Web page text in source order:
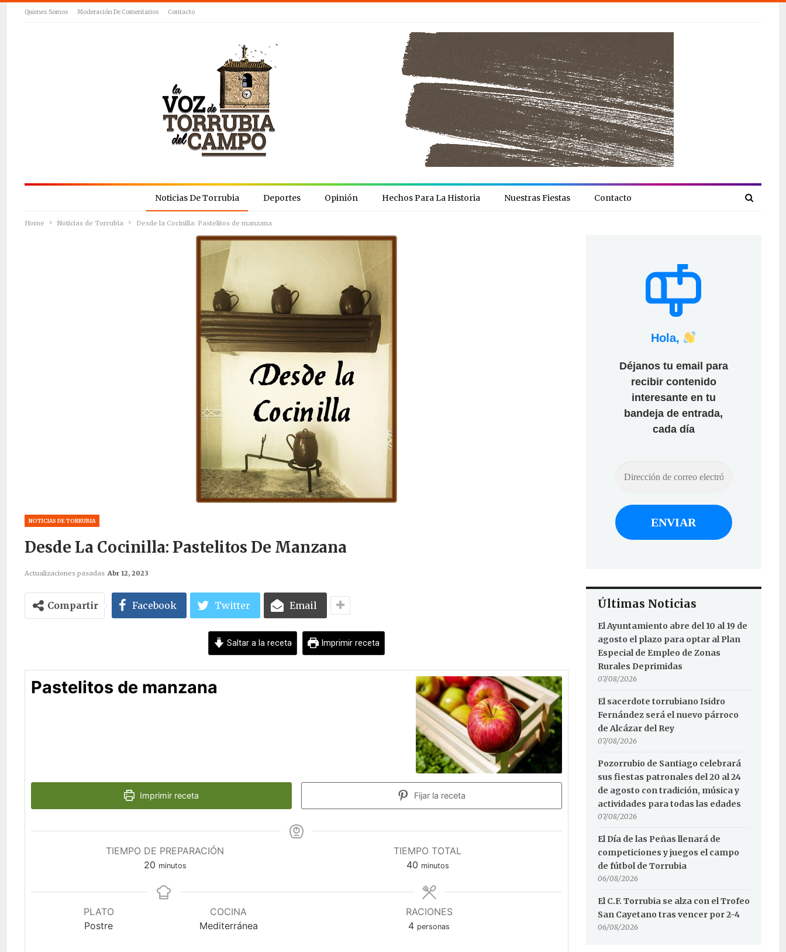
Quienes Somos Moderación De Comentarios Contacto
Noticias De Torrubia Deportes Opinión Hechos Para La Historia Nuestras Fiestas Contacto
Home Noticias de Torrubia Desde la Cocinilla: Pastelitos de manzana
NOTICIAS DE TORRUBIA
Desde La Cocinilla: Pastelitos De Manzana
Actualizaciones pasadas Abr 12, 2023
Compartir Facebook Twitter Email
Saltar a la receta Imprimir receta
Pastelitos de manzana
Imprimir receta Fijar la receta
TIEMPO DE PREPARACIÓN
20minutos
minutos
TIEMPO TOTAL
40minutos
minutos
PLATO
Postre
COCINA
Mediterránea
RACIONES
4 personas
Hola,
Déjanos tu email para
recibir contenido
interesante en tu
bandeja de entrada,
cada día
Últimas Noticias
El Ayuntamiento abre del 10 al 19 de
agosto el plazo para optar al Plan
Especial de Empleo de Zonas
Rurales Deprimidas
07/08/2026
El sacerdote torrubiano Isidro
Fernández será el nuevo párroco
de Alcázar del Rey
07/08/2026
Pozorrubio de Santiago celebrará
sus fiestas patronales del 20 al 24
de agosto con tradición, música y
actividades para todas las edades
07/08/2026
El Día de las Peñas llenará de
competiciones y juegos el campo
de fútbol de Torrubia
06/08/2026
El C.F. Torrubia se alza con el Trofeo
San Cayetano tras vencer por 2-4
06/08/2026